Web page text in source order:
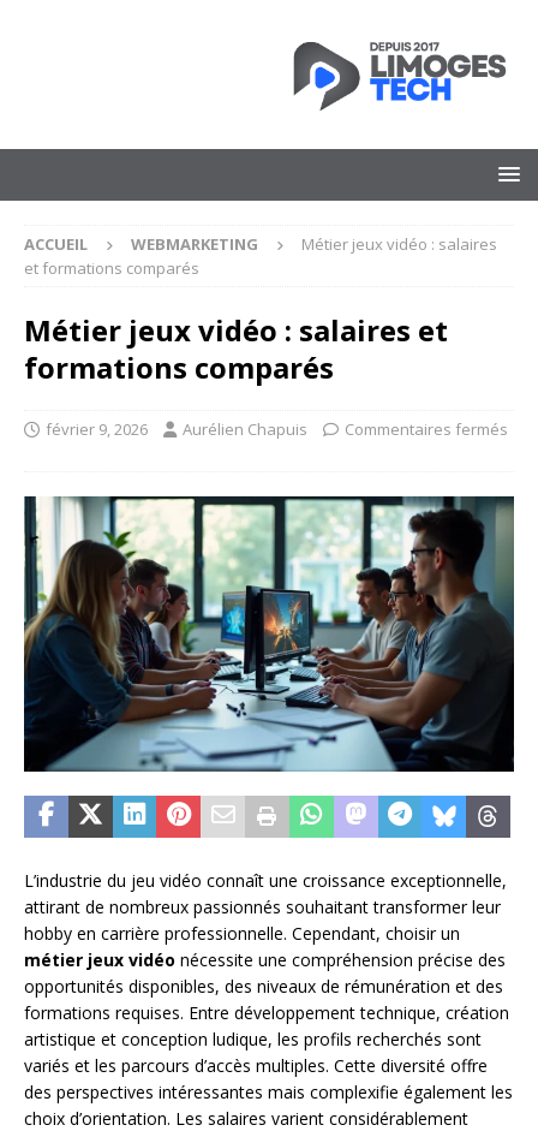
ACCUEIL WEBMARKETING
Métier jeux vidéo : salaires
et formations comparés
Métier jeux vidéo : salaires et
formations comparés
février 9, 2026 Aurélien Chapuis Commentaires fermés
L’industrie du jeu vidéo connaît une croissance exceptionnelle,
attirant de nombreux passionnés souhaitant transformer leur
hobby en carrière professionnelle. Cependant, choisir un
métier jeux vidéo nécessite une compréhension précise des
opportunités disponibles, des niveaux de rémunération et des
formations requises. Entre développement technique, création
artistique et conception ludique, les profils recherchés sont
variés et les parcours d’accès multiples. Cette diversité offre
des perspectives intéressantes mais complexifie également les
choix d’orientation. Les salaires varient considérablement